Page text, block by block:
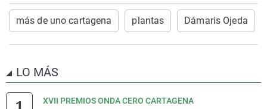
más de uno cartagena plantas Dámaris Ojeda
LO MÁS
XVII PREMIOS ONDA CERO CARTAGENA